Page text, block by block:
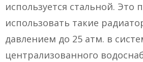
используется стальной. Это
использовать такие
давлением до 25 атм. в
централизованного